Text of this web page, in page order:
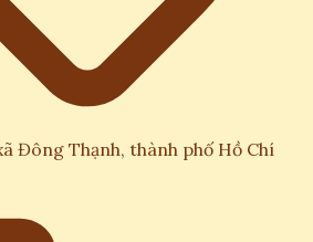
Đông Thạnh, thành phố Hồ Chí